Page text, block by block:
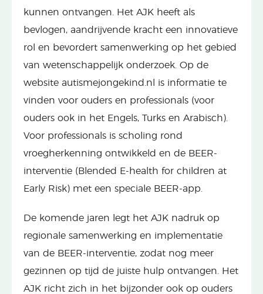
kunnen ontvangen. Het AJK heeft als
bevlogen, aandrijvende kracht een innovatieve
rol en bevordert samenwerking op het gebied
van wetenschappelijk onderzoek. Op de
website autismejongekind.nl is informatie te
vinden voor ouders en professionals (voor
ouders ook in het Engels, Turks en Arabisch).
Voor professionals is scholing rond
vroegherkenning ontwikkeld en de BEER-
interventie (Blended E-health for children at
Early Risk) met een speciale BEER-app.
De komende jaren legt het AJK nadruk op
regionale samenwerking en implementatie
van de BEER-interventie, zodat nog meer
gezinnen op tijd de juiste hulp ontvangen. Het
AJK richt zich in het bijzonder ook op ouders